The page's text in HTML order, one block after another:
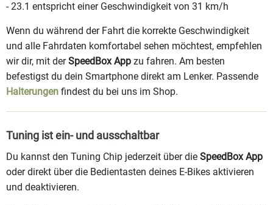
- 23.1 entspricht einer Geschwindigkeit von 31 km/h
Wenn du während der Fahrt die korrekte Geschwindigkeit
und alle Fahrdaten komfortabel sehen möchtest, empfehlen
wir dir, mit derSpeedBox App zu fahren. Am besten
befestigst du dein Smartphone direkt am Lenker. Passende
Halterungen findest du bei uns im Shop.
Tuning ist ein- und ausschaltbar
Du kannst den Tuning Chip jederzeit über die SpeedBox App
oder direkt über die Bedientasten deines E-Bikes aktivieren
und deaktivieren.